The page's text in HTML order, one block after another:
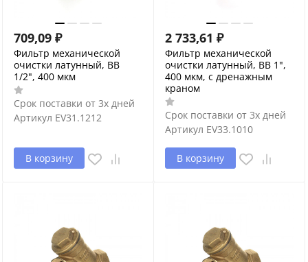
709,09 ₽
Фильтр механической
очистки латунный, ВВ
1/2", 400 мкм
Срок поставки от 3х дней
Артикул EV31.1212
В корзину
2 733,61 ₽
Фильтр механической
очистки латунный, ВВ 1",
400 мкм, с дренажным
краном
Срок поставки от 3х дней
Артикул EV33.1010
В корзину